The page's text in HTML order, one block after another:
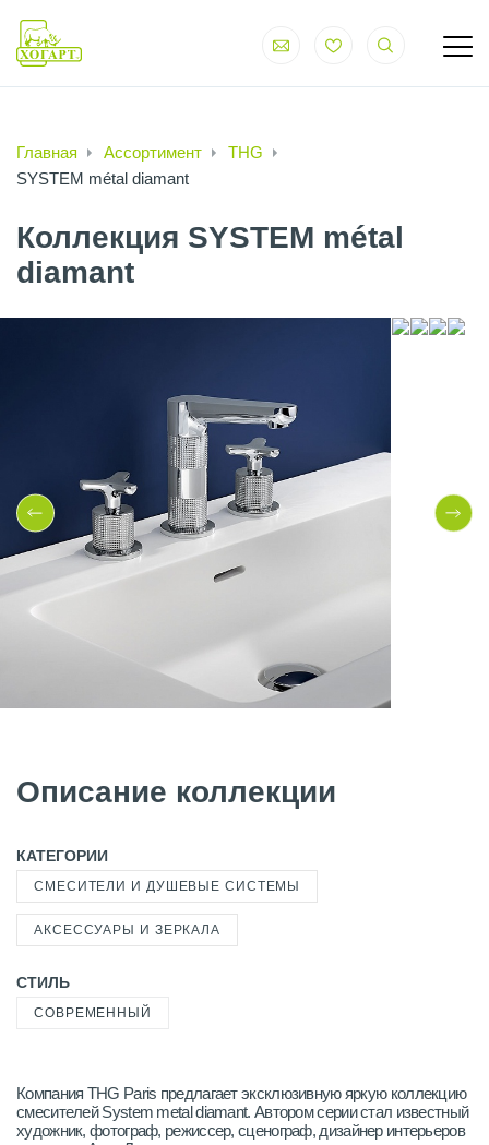
Главная Ассортимент
THG
SYSTEM métal diamant
Коллекция SYSTEM métal
diamant
Описание коллекции
КАТЕГОРИИ
СМЕСИТЕЛИ И ДУШЕВЫЕ СИСТЕМЫ
АКСЕССУАРЫ И ЗЕРКАЛА
СТИЛЬ
СОВРЕМЕННЫЙ
Компания THG Paris предлагает эксклюзивную яркую коллекцию
смесителей System metal diamant. Автором серии стал известный
художник, фотограф, режиссер, сценограф, дизайнер интерьеров